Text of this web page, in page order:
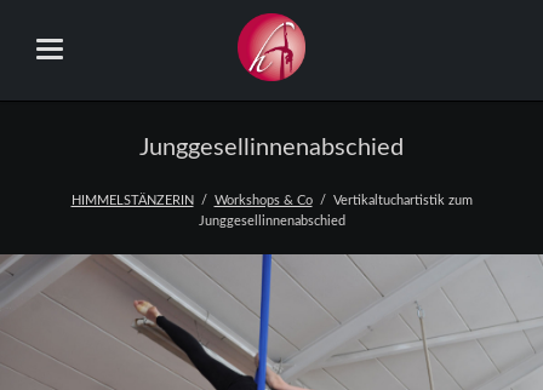
Junggesellinnenabschied
HIMMELSTÄNZERIN Workshops & Co
Vertikaltuchartistik zum
Junggesellinnenabschied